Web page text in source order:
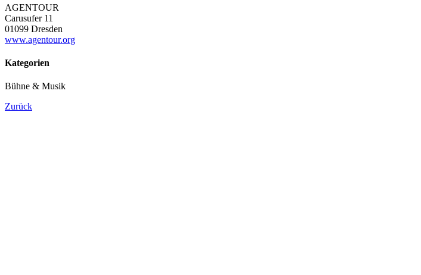
AGENTOUR
Carusufer 11
01099 Dresden
www.agentour.org
Kategorien
Bühne & Musik
Zurück